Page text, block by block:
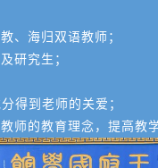
、海归双语教师；
研究生；
得到老师的关爱；
师的教育理念，提高教学